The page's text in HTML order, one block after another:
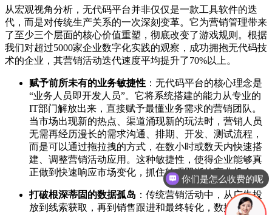
从宏观视角分析，无代码平台并非仅仅是一款工具软件的迭
代，而是对传统生产关系的一次深刻变革。它为营销管理带来
了至少三个层面的核心价值重塑，彻底改变了游戏规则。根据
我们对超过5000家企业数字化实践的观察，成功拥抱无代码技
术的企业，其营销活动迭代速度平均提升了70%以上。
赋予前所未有的业务敏捷性 ：无代码平台的核心理念是
“业务人员即开发人员”。它将系统搭建的能力从专业的
IT部门解放出来，直接赋予最懂业务需求的营销团队。
当市场出现新的热点、渠道涌现新的玩法时，营销人员
无需再经历漫长的需求沟通、排期、开发、测试流程，
而是可以通过拖拉拽的方式，在数小时或数天内快速搭
建、调整营销活动应用。这种敏捷性，使得企业能够真
正做到快速响应市场变化，抓住转瞬即逝的商业机会。
打破根深蒂固的数据孤岛 ：传统营销活动中，从广告投
放到线索获取，再到销售跟进和最终转化，数据往往散
你们是怎么收费的呢
现在有优惠活动吗